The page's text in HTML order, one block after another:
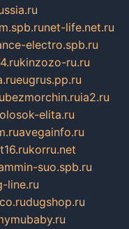
net-life.net.ru
electro.spb.ru
kinzozo-ru.ru
eugrus.pp.ru
bezmorchin.ruia2.ru
elita.ru
avegainfo.ru
korru.net
suo.spb.ru
line.ru
dugshop.ru